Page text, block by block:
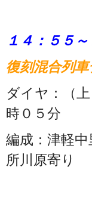
１４：５５
復刻混合列
ダイヤ：（
時０５分
編成：津軽
所川原寄り